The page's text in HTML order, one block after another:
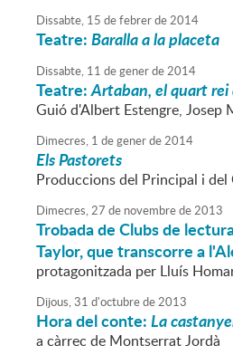
Dissabte, 15 defebrerde2014
Teatre:Baralla a la placeta
Dissabte, 11 degenerde2014
Teatre:Artaban, el quart
Guió d'Albert Estengre, Josep
Dimecres, 1 degenerde2014
Els Pastorets
Produccions del Principal i
Dimecres,27 de novembrede2013
Trobada de Clubs de
Taylor, que transcorre a
protagonitzada per Lluís
Dijous,31 d'octubrede2013
Hora del conte:La
a càrrec de Montserrat Jordà